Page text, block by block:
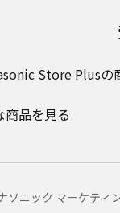
Store Plusの
商品を見る
ニック マーケティ